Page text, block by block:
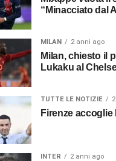
“Minacciato dal
MILAN 2 anni ago
Milan, chiesto il
Lukaku al
TUTTE LE NOTIZIE
Firenze accoglie
INTER 2 anni ago